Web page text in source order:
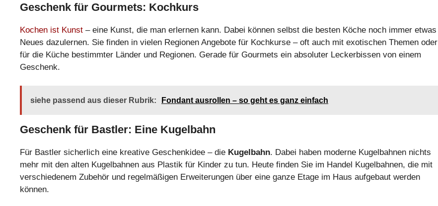
Geschenk für Gourmets: Kochkurs
Kochen ist Kunst – eine Kunst, die man erlernen kann. Dabei können selbst die besten Köche noch immer etwas
Neues dazulernen. Sie finden in vielen Regionen Angebote für Kochkurse – oft auch mit exotischen Themen oder
für die Küche bestimmter Länder und Regionen. Gerade für Gourmets ein absoluter Leckerbissen von einem
Geschenk.
siehe passend aus dieser Rubrik: Fondant ausrollen – so geht es ganz einfach
Geschenk für Bastler: Eine Kugelbahn
Für Bastler sicherlich eine kreative Geschenkidee – die Kugelbahn. Dabei haben moderne Kugelbahnen nichts
mehr mit den alten Kugelbahnen aus Plastik für Kinder zu tun. Heute finden Sie im Handel Kugelbahnen, die mit
verschiedenem Zubehör und regelmäßigen Erweiterungen über eine ganze Etage im Haus aufgebaut werden
können.